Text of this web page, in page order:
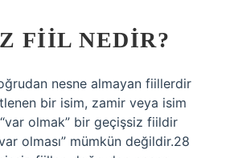
FIIL NEDIR?
nesne almayan fiillerdir
bir isim, zamir veya isim
olmak” bir geçişsiz fiildir
olması” mümkün değildir.28